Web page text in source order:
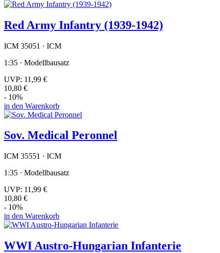
Red Army Infantry (1939-1942)
ICM 35051 · ICM
1:35 · Modellbausatz
UVP: 11,99 €
10,80 €
- 10%
in den Warenkorb
Sov. Medical Peronnel
ICM 35551 · ICM
1:35 · Modellbausatz
UVP: 11,99 €
10,80 €
- 10%
in den Warenkorb
WWI Austro-Hungarian Infanterie